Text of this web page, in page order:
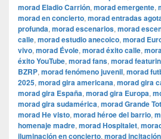
morad Eladio Carrión, morad emergente,
morad en concierto, morad entradas
profunda, morad escenarios, morad
calle, morad estudio anecoico, morad
vivo, morad Évole, morad éxito calle,
éxito YouTube, morad fans, morad
BZRP, morad fenómeno juvenil, morad
2025, morad gira americana, morad gira
morad gira España, morad gira Europa,
morad gira sudamérica, morad Grande
morad He visto, morad héroe del barrio,
homenaje madre, morad Hospitalet,
iluminación en concierto, morad